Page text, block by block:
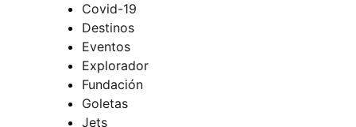
Covid-19
Destinos
Eventos
Explorador
Fundación
Goletas
Jets